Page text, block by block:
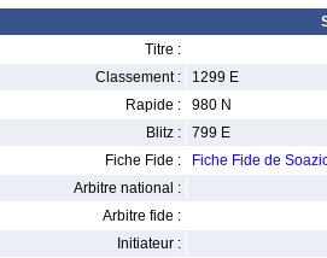
Titre :
Classement :
1299 E
Rapide :
980 N
Blitz :
799 E
Fiche Fide :
Fiche Fide de
Arbitre national :
Arbitre fide :
Initiateur :